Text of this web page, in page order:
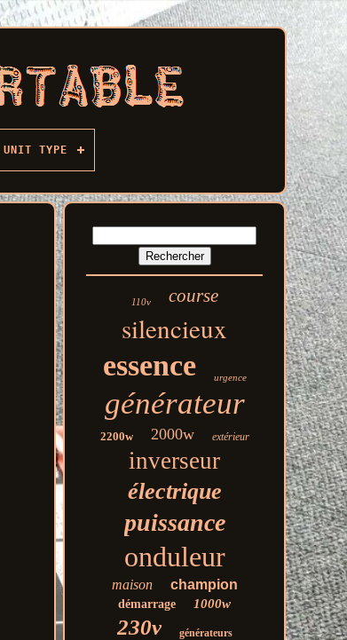
UNIT TYPE
110v course
silencieux
essence urgence
générateur
2200w 2000w extérieur
inverseur
électrique
puissance
onduleur
maison champion
démarrage 1000w
230v générateurs